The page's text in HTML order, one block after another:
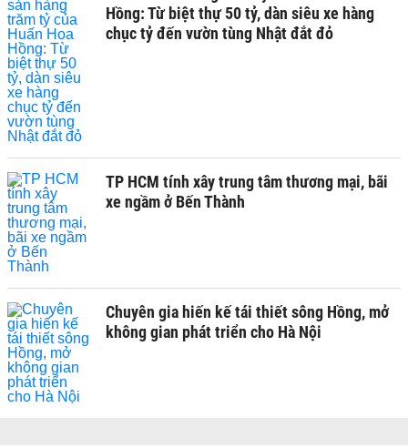
Hồng: Từ biệt thự 50 tỷ, dàn siêu xe hàng
chục tỷ đến vườn tùng Nhật đắt đỏ
TP HCM tính xây trung tâm thương mại, bãi
xe ngầm ở Bến Thành
Chuyên gia hiến kế tái thiết sông Hồng, mở
không gian phát triển cho Hà Nội